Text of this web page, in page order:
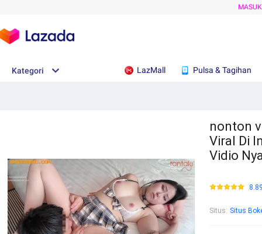
Kategori LazMall Pulsa & Tagihan
nonton
Viral Di
Vidio
Situs: Situs